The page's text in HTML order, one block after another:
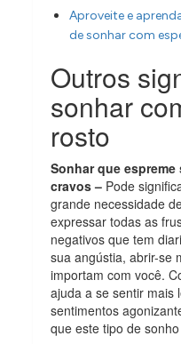
Aproveite e
de sonhar com
Outros
sonhar
rosto
Sonhar que
cravos – Pode
grande necessidade
expressar todas as
negativos que tem
sua angústia, abrir-se
importam com você.
ajuda a se sentir mais
sentimentos
que este tipo de